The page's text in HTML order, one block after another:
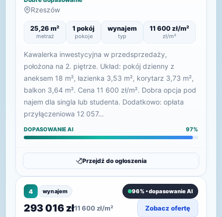
Rzeszów
25,26 m²
metraż
1 pokój
pokoje
wynajem
typ
11 600 zł/m²
zł/m²
Kawalerka inwestycyjna w przedsprzedaży,
położona na 2. piętrze. Układ: pokój dzienny z
aneksem 18 m², łazienka 3,53 m², korytarz 3,73 m²,
balkon 3,64 m². Cena 11 600 zł/m². Dobra opcja pod
najem dla singla lub studenta. Dodatkowo: opłata
przyłączeniowa 12 057…
DOPASOWANIE AI 97%
Przejdź do ogłoszenia
4 wynajem 96% • dopasowanie AI
293 016 zł11 600 zł/m² Zobacz ofertę